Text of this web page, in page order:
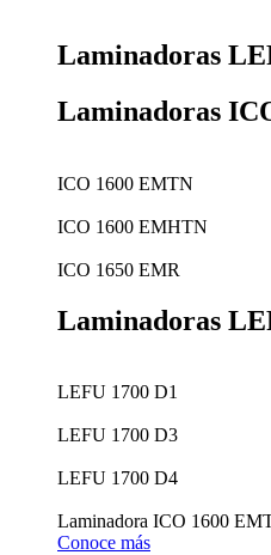
Laminadoras
Laminadoras
ICO 1600 EMTN
ICO 1600 EMHTN
ICO 1650 EMR
Laminadoras
LEFU 1700 D1
LEFU 1700 D3
LEFU 1700 D4
Laminadora ICO 1600
Conoce más